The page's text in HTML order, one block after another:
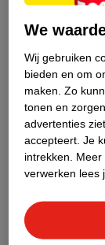
zachtjes in. Laat
kammetje
kun je de
We
Wij gebruiken
bieden en om
maken. Zo
tonen en
advertenties ziet.
accepteert. Je
intrekken.
Meer
verwerken lees